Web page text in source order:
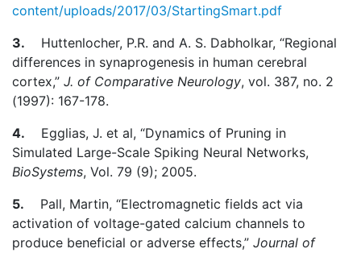
content/uploads/2017/03/StartingSmart.pdf
3. Huttenlocher, P.R. and A. S. Dabholkar, “Regional
differences in synaprogenesis in human cerebral
cortex,” J. of Comparative Neurology, vol. 387, no. 2
(1997): 167-178.
4. Egglias, J. et al, “Dynamics of Pruning in
Simulated Large-Scale Spiking Neural Networks,
BioSystems, Vol. 79 (9); 2005.
5. Pall, Martin, “Electromagnetic fields act via
activation of voltage-gated calcium channels to
produce beneficial or adverse effects,” Journal of